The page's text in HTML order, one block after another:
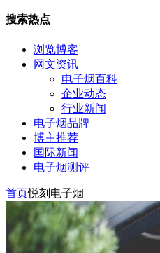
搜索热点
浏览博客
网文资讯
电子烟百科
企业动态
行业新闻
电子烟品牌
博主推荐
国际新闻
电子烟测评
首页悦刻电子烟